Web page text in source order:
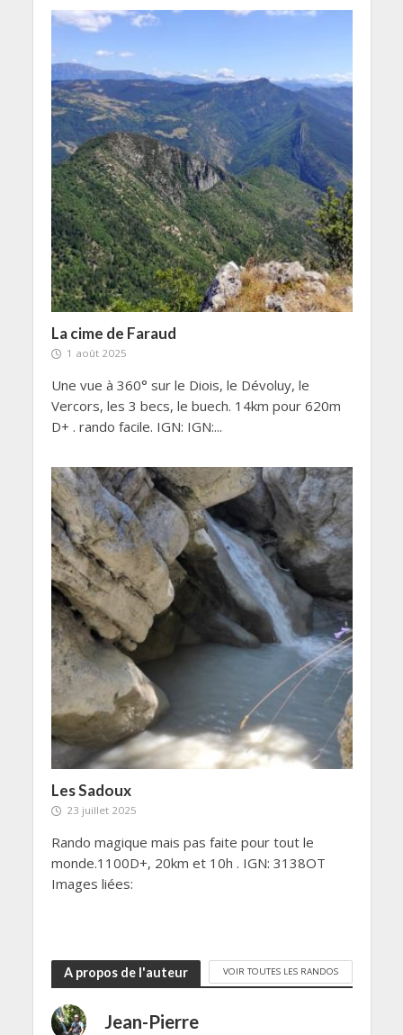
La cime de Faraud
1 août 2025
Une vue à 360° sur le Diois, le Dévoluy, le
Vercors, les 3 becs, le buech. 14km pour 620m
D+ . rando facile. IGN: IGN:...
Les Sadoux
23 juillet 2025
Rando magique mais pas faite pour tout le
monde.1100D+, 20km et 10h . IGN: 3138OT
Images liées:
A propos de l'auteur VOIR TOUTES LES RANDOS
Jean-Pierre